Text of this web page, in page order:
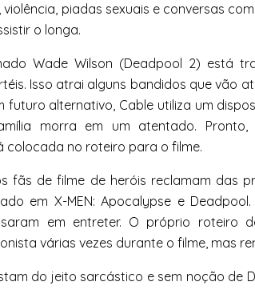
piadas sexuais e conversas
o longa.
Wade Wilson (Deadpool 2) está
Isso atrai alguns bandidos que vão
futuro alternativo, Cable utiliza um
morra em um atentado.
colocada no roteiro para o filme.
fãs de filme de heróis reclamam das
em X-MEN: Apocalypse e
em entreter. O próprio roteiro
várias vezes durante o filme, mas
do jeito sarcástico e sem noção de